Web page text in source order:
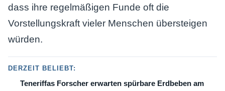
dass ihre regelmäßigen Funde oft die
Vorstellungskraft vieler Menschen übersteigen
würden.
DERZEIT BELIEBT:
Teneriffas Forscher erwarten spürbare Erdbeben am